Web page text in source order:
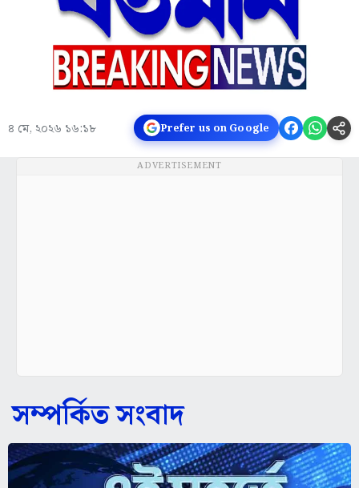
৪ মে, ২০২৬ ১৬:১৮ Prefer us on Google
ADVERTISEMENT
সম্পর্কিত সংবাদ